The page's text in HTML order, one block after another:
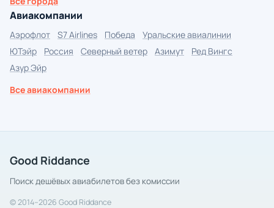
Авиакомпании
Аэрофлот S7 Airlines Победа
Уральские авиалинии
ЮТэйр
Россия Северный ветер Азимут
Ред Вингс
Азур Эйр
Все авиакомпании
Good Riddance
Поиск дешёвых авиабилетов без комиссии
© 2014–2026 Good Riddance